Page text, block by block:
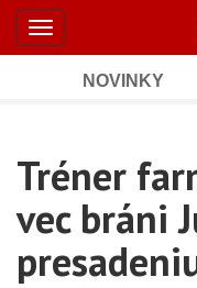
Šport7.sk
-
výsledky
Skočiť
hlavný
Toggle
navigation
Navigation
NOVINKY
Main
Content
Tréner
vec bráni